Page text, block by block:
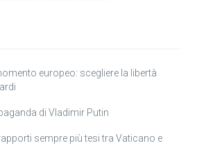
europeo: scegliere la libertà
di Vladimir Putin
sempre più tesi tra Vaticano e